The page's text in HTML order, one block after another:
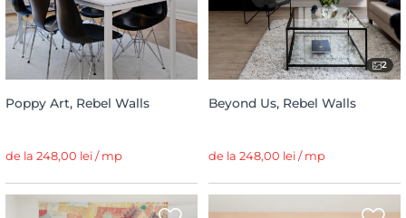
Poppy Art, Rebel Walls
de la 248,00 lei / mp
2
Beyond Us, Rebel Walls
de la 248,00 lei / mp